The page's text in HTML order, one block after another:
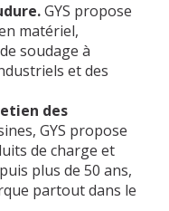
GYS propose
matériel,
soudage à
et des
des
GYS propose
de charge et
plus de 50 ans,
partout dans le